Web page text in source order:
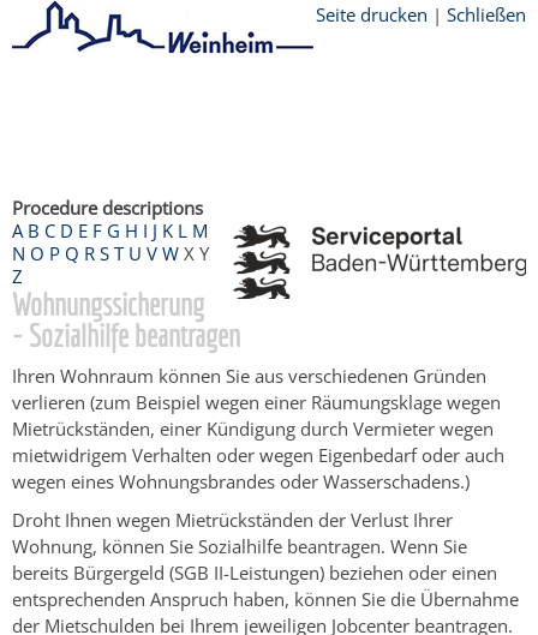
Seite drucken | Schließen
Procedure descriptions
A B C D E F G H I J K L M
N O P Q R S T U V W X Y
Z
Wohnungssicherung
- Sozialhilfe beantragen
Ihren Wohnraum können Sie aus verschiedenen Gründen
verlieren (zum Beispiel wegen einer Räumungsklage wegen
Mietrückständen, einer Kündigung durch Vermieter wegen
mietwidrigem Verhalten oder wegen Eigenbedarf oder auch
wegen eines Wohnungsbrandes oder Wasserschadens.)
Droht Ihnen wegen Mietrückständen der Verlust Ihrer
Wohnung, können Sie Sozialhilfe beantragen. Wenn Sie
bereits Bürgergeld (SGB II-Leistungen) beziehen oder einen
entsprechenden Anspruch haben, können Sie die Übernahme
der Mietschulden bei Ihrem jeweiligen Jobcenter beantragen.